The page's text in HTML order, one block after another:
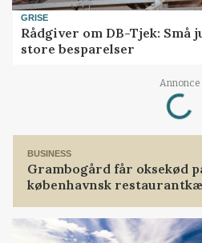
GRISE
Rådgiver om DB-Tjek: Små
store besparelser
Annonce
BUSINESS
Grambogård får oksekød
københavnsk